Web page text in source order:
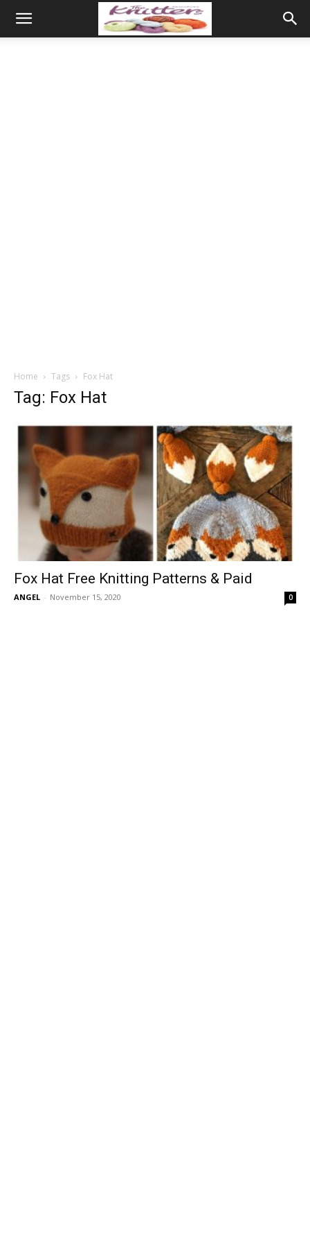
Home Tags Fox Hat
Tag: Fox Hat
Fox Hat Free Knitting Patterns & Paid
ANGEL - November 15, 2020 0